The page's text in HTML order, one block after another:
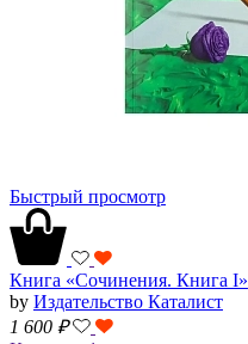
Быстрый просмотр
Книга «Сочинения. Книга I»
by Издательство Каталист
1 600 ₽